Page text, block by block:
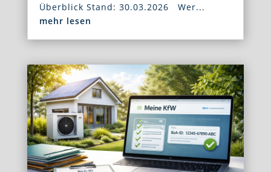
Überblick Stand: 30.03.2026 Wer...
mehr lesen